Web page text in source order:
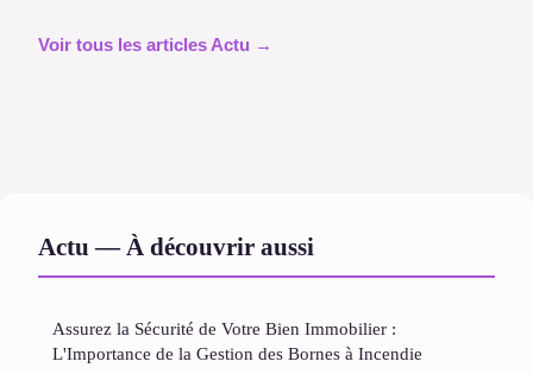
Voir tous les articles Actu →
Actu — À découvrir aussi
Assurez la Sécurité de Votre Bien Immobilier :
L'Importance de la Gestion des Bornes à Incendie